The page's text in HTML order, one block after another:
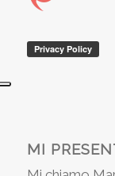
MI